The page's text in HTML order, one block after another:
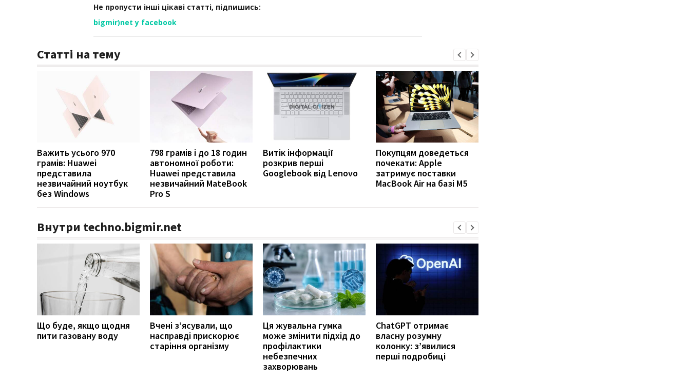
Не пропусти інші цікаві статті, підпишись:
bigmir)net у facebook
Статті на тему
Важить усього 970
грамів: Huawei
представила
незвичайний ноутбук
без Windows
798 грамів і до 18 годин
автономної роботи:
Huawei представила
незвичайний MateBook
Pro S
Витік інформації
розкрив перші
Googlebook від Lenovo
Покупцям доведеться
почекати: Apple
затримує поставки
MacBook Air на базі M5
Внутри techno.bigmir.net
Що буде, якщо щодня
пити газовану воду
Вчені з’ясували, що
насправді прискорює
старіння організму
Ця жувальна гумка
може змінити підхід до
профілактики
небезпечних
захворювань
ChatGPT отримає
власну розумну
колонку: з’явилися
перші подробиці